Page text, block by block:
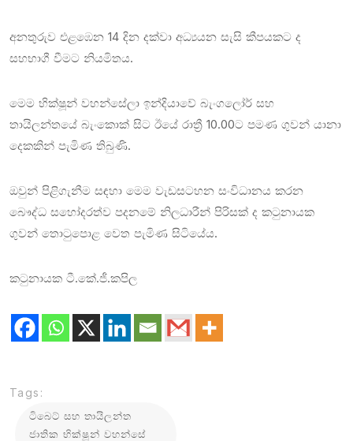
අනතුරුව එළඹෙන 14 දින දක්වා අධ්‍යයන සැසි කීපයකට ද
සහභාගී වීමට නියමිතය.
මෙම භික්ෂූන් වහන්සේලා ඉන්දියාවේ බැංගලෝර් සහ
තායිලන්තයේ බැංකොක් සිට ඊයේ රාත්‍රී 10.00ට පමණ ගුවන් යානා
දෙකකින් පැමිණ තිබුණි.
ඔවුන් පිළිගැනීම සඳහා මෙම වැඩසටහන සංවිධානය කරන
බෞද්ධ සහෝදරත්ව පදනමේ නිලධාරීන් පිරිසක් ද කටුනායක
ගුවන් තොටුපොළ වෙත පැමිණ සිටියේය.
කටුනායක ටී.කේ.ජී.කපිල
Tags:
ටිබෙට් සහ තායිලන්ත
ජාතික භික්ෂූන් වහන්සේ